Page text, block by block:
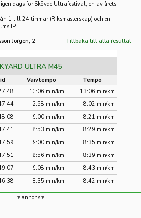
dags för Skövde Ultrafestival, en av årets
1 till 24 timmar (Riksmästerskap) och en
IP.
Jörgen, 2 Tillbaka till alla resultat
ULTRA M45
Varvtempo
Tempo
13:06 min/km
13:06 min/km
2:58 min/km
8:02 min/km
9:00 min/km
8:21 min/km
8:53 min/km
8:29 min/km
9:00 min/km
8:35 min/km
8:56 min/km
8:39 min/km
9:08 min/km
8:43 min/km
8:35 min/km 8:42 min/km
annons